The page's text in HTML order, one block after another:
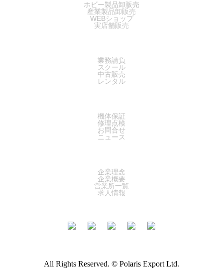
ホビー製品卸販売
産業製品卸販売
WEBショップ
実店舗販売
業務請負
スクール
中古販売
レンタル
機体保証
修理点検
お問合せ
ニュース
企業理念
企業概要
営業所一覧
求人情報
All Rights Reserved. © Polaris Export Ltd.